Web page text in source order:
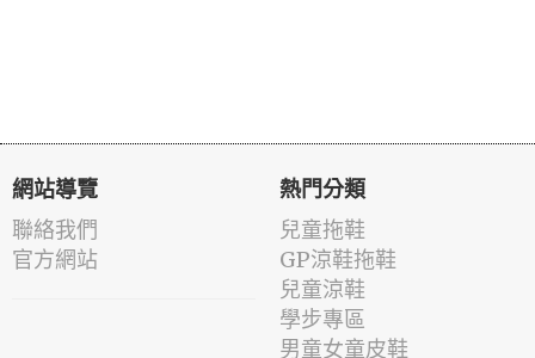
網站導覽
聯絡我們
官方網站
熱門分類
兒童拖鞋
GP涼鞋拖鞋
兒童涼鞋
學步專區
男童女童皮鞋